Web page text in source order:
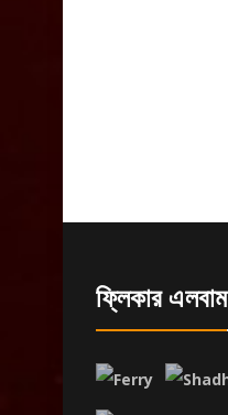
ফ্লিকার এলবাম